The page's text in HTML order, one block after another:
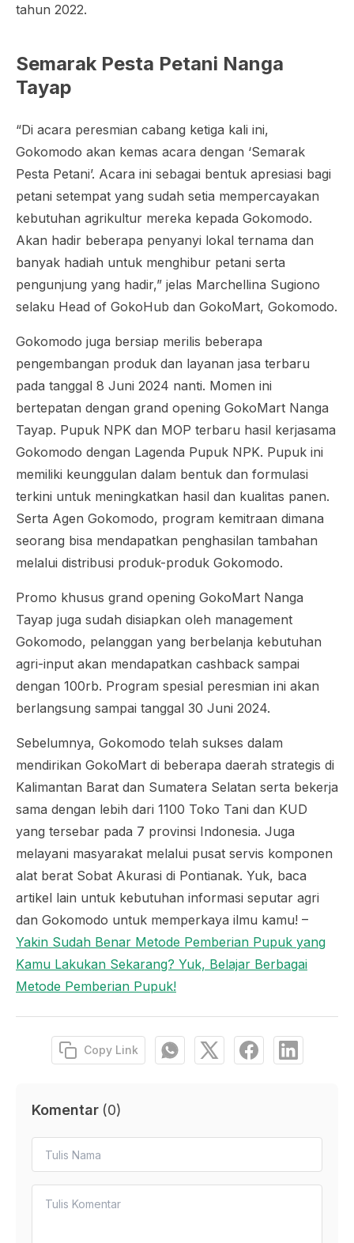
tahun 2022.
Semarak Pesta Petani Nanga
Tayap
“Di acara peresmian cabang ketiga kali ini,
Gokomodo akan kemas acara dengan ‘Semarak
Pesta Petani’. Acara ini sebagai bentuk apresiasi bagi
petani setempat yang sudah setia mempercayakan
kebutuhan agrikultur mereka kepada Gokomodo.
Akan hadir beberapa penyanyi lokal ternama dan
banyak hadiah untuk menghibur petani serta
pengunjung yang hadir,” jelas Marchellina Sugiono
selaku Head of GokoHub dan GokoMart, Gokomodo.
Gokomodo juga bersiap merilis beberapa
pengembangan produk dan layanan jasa terbaru
pada tanggal 8 Juni 2024 nanti. Momen ini
bertepatan dengan grand opening GokoMart Nanga
Tayap. Pupuk NPK dan MOP terbaru hasil kerjasama
Gokomodo dengan Lagenda Pupuk NPK. Pupuk ini
memiliki keunggulan dalam bentuk dan formulasi
terkini untuk meningkatkan hasil dan kualitas panen.
Serta Agen Gokomodo, program kemitraan dimana
seorang bisa mendapatkan penghasilan tambahan
melalui distribusi produk-produk Gokomodo.
Promo khusus grand opening GokoMart Nanga
Tayap juga sudah disiapkan oleh management
Gokomodo, pelanggan yang berbelanja kebutuhan
agri-input akan mendapatkan cashback sampai
dengan 100rb. Program spesial peresmian ini akan
berlangsung sampai tanggal 30 Juni 2024.
Sebelumnya, Gokomodo telah sukses dalam
mendirikan GokoMart di beberapa daerah strategis di
Kalimantan Barat dan Sumatera Selatan serta bekerja
sama dengan lebih dari 1100 Toko Tani dan KUD
yang tersebar pada 7 provinsi Indonesia. Juga
melayani masyarakat melalui pusat servis komponen
alat berat Sobat Akurasi di Pontianak. Yuk, baca
artikel lain untuk kebutuhan informasi seputar agri
dan Gokomodo untuk memperkaya ilmu kamu! –
Yakin Sudah Benar Metode Pemberian Pupuk yang
Kamu Lakukan Sekarang? Yuk, Belajar Berbagai
Metode Pemberian Pupuk!
Copy Link
Komentar (0)